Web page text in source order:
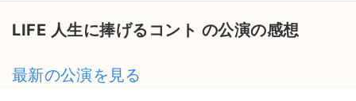
もうすぐ開催のチケット
LIFE 人生に捧げるコント の公演の感想
最新の公演を見る